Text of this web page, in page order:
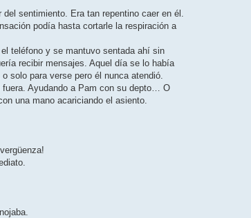
sentimiento. Era tan repentino caer en él.
podía hasta cortarle la respiración a
teléfono y se mantuvo sentada ahí sin
recibir mensajes. Aquel día se lo había
solo para verse pero él nunca atendió.
fuera. Ayudando a Pam con su depto… O
una mano acariciando el asiento.